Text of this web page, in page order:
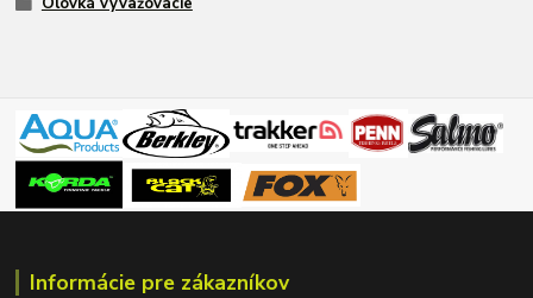
Informácie pre zákazníkov